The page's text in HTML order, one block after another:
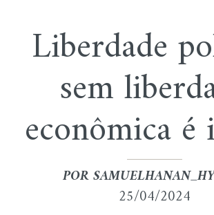
Liberdade
sem
econômica é
POR
25/04/2024